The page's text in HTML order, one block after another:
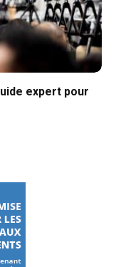
expert pour